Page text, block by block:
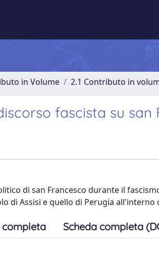
in Volume 2.1 Contributo in
fascista su san
di san Francesco durante il
di Assisi e quello di Perugia
completa Scheda completa